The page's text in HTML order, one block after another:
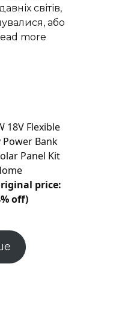
вуглецю
світів,
або
more
ядром
астероїда
Вести
18V Flexible
Power Bank
Panel Kit
price:
off)